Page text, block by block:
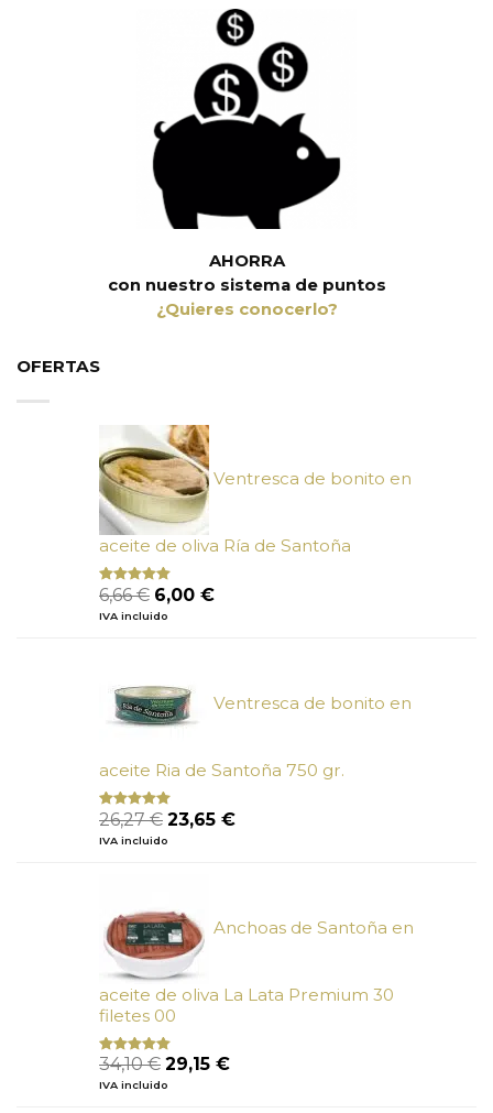
AHORRA
con nuestro sistema de puntos
¿Quieres conocerlo?
OFERTAS
Ventresca de bonito en
aceite de oliva Ría de Santoña
Valorado
con
de 5
6,66€ El
precio
6,00 €El
IVA incluido
Ventresca de bonito en
aceite Ria de Santoña 750 gr.
Valorado
con
5
26,27€ El
precio
23,65 €El
IVA incluido
Anchoas de Santoña en
aceite de oliva La Lata Premium 30
filetes 00
Valorado
con
de 5
34,10€ El
precio
29,15 €El
IVA incluido